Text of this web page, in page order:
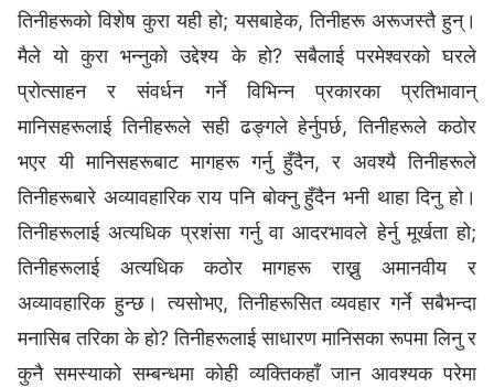
तिनीहरूको विशेष कुरा यही हो; यसबाहेक, तिनीहरू अरूजस्तै हुन्।
मैले यो कुरा भन्‍नुको उद्देश्य के हो? सबैलाई परमेश्‍वरको घरले
प्रोत्साहन र संवर्धन गर्ने विभिन्‍न प्रकारका प्रतिभावान्
मानिसहरूलाई तिनीहरूले सही ढङ्गले हेर्नुपर्छ, तिनीहरूले कठोर
भएर यी मानिसहरूबाट मागहरू गर्नु हुँदैन, र अवश्यै तिनीहरूले
तिनीहरूबारे अव्यावहारिक राय पनि बोक्नु हुँदैन भनी थाहा दिनु हो।
तिनीहरूलाई अत्यधिक प्रशंसा गर्नु वा आदरभावले हेर्नु मूर्खता हो;
तिनीहरूलाई अत्यधिक कठोर मागहरू राख्नु अमानवीय र
अव्यावहारिक हुन्छ। त्यसोभए, तिनीहरूसित व्यवहार गर्ने सबैभन्दा
मनासिब तरिका के हो? तिनीहरूलाई साधारण मानिसका रूपमा लिनु र
कुनै समस्याको सम्बन्धमा कोही व्यक्तिकहाँ जान आवश्यक परेमा